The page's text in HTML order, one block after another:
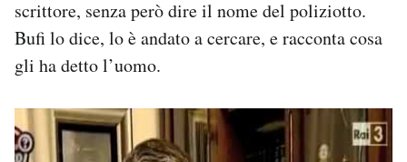
Area Personale
Newsletter
Esci
scrittore, senza però dire il nome del poliziotto.
Bufi lo dice, lo è andato a cercare, e racconta cosa
gli ha detto l’uomo.